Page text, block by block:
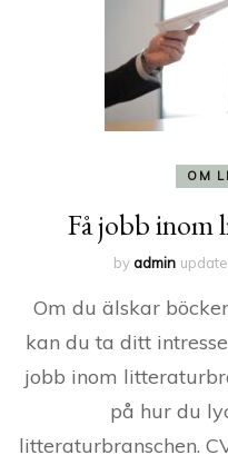
OM
Få jobb inom
byadmin
Om du älskar
kan du ta ditt
jobb inom
på hur du
litteraturbranschen.